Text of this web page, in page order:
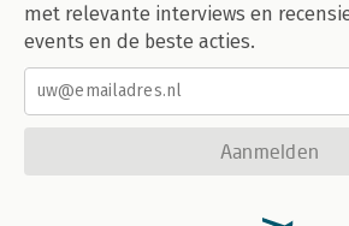
met relevante interviews en
events en de beste acties.
Aanmelden